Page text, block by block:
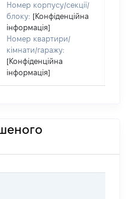
Номер корпусу/секції/
блоку: [Конфіденційна
інформація]
Номер квартири/
кімнати/гаражу:
[Конфіденційна
інформація]